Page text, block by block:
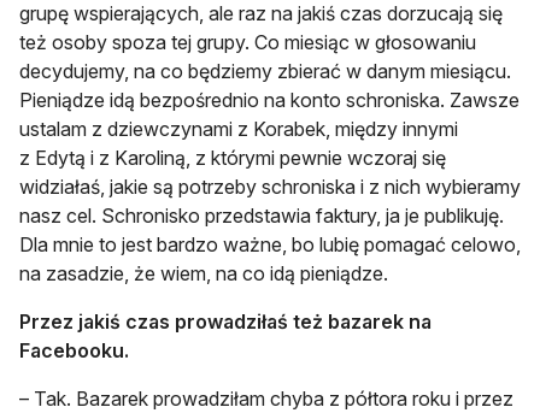
grupę wspierających, ale raz na jakiś czas dorzucają się
też osoby spoza tej grupy. Co miesiąc w głosowaniu
decydujemy, na co będziemy zbierać w danym miesiącu.
Pieniądze idą bezpośrednio na konto schroniska. Zawsze
ustalam z dziewczynami z Korabek, między innymi
z Edytą i z Karoliną, z którymi pewnie wczoraj się
widziałaś, jakie są potrzeby schroniska i z nich wybieramy
nasz cel. Schronisko przedstawia faktury, ja je publikuję.
Dla mnie to jest bardzo ważne, bo lubię pomagać celowo,
na zasadzie, że wiem, na co idą pieniądze.
Przez jakiś czas prowadziłaś też bazarek na
Facebooku.
– Tak. Bazarek prowadziłam chyba z półtora roku i przez